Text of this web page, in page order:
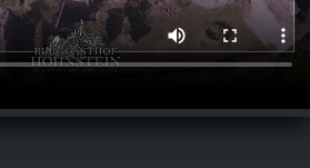
auf die so toll
die unheimlich liebevoll umgesetzt
das Restaurant mit bestem
wieder kommen wenn wir in der